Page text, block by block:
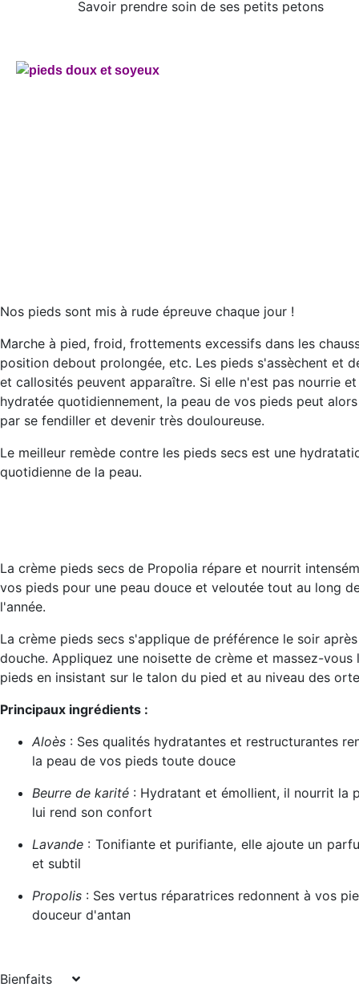
Savoir prendre soin de ses petits petons
Nos pieds sont mis à rude épreuve chaque jour !
Marche à pied, froid, frottements excessifs dans les
position debout prolongée, etc. Les pieds s'assèchent et
et callosités peuvent apparaître. Si elle n'est pas nourrie et
hydratée quotidiennement, la peau de vos pieds peut
par se fendiller et devenir très douloureuse.
Le meilleur remède contre les pieds secs est une
quotidienne de la peau.
La crème pieds secs de Propolia répare et nourrit
vos pieds pour une peau douce et veloutée tout au long
l'année.
La crème pieds secs s'applique de préférence le soir
douche. Appliquez une noisette de crème et massez-vous
pieds en insistant sur le talon du pied et au niveau des
Principaux ingrédients :
Aloès : Ses qualités hydratantes et restructurantes
la peau de vos pieds toute douce
Beurre de karité : Hydratant et émollient, il nourrit la
lui rend son confort
Lavande : Tonifiante et purifiante, elle ajoute un
et subtil
Propolis : Ses vertus réparatrices redonnent à vos
douceur d'antan
Bienfaits